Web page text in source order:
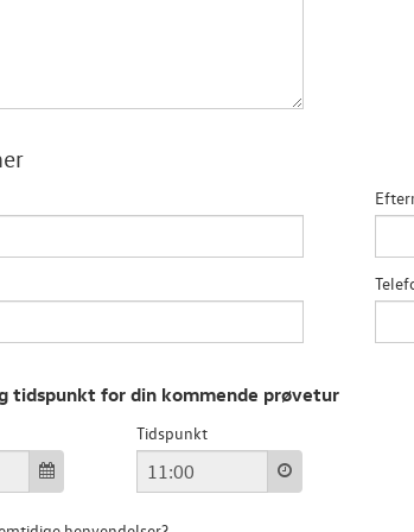
tidspunkt for din kommende prøvetur
Tidspunkt